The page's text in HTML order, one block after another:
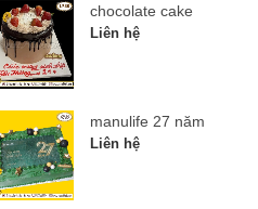
Liên hệ
chocolate cake
Liên hệ
manulife 27 năm
Liên hệ